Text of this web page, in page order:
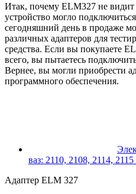
Итак, почему ELM327 не
устройство могло
сегодняшний день в продаже
различных адаптеров для
средства. Если вы покупаете
всего, вы пытаетесь
Вернее, вы могли приобрести
программного обеспечения.
ваз: 2110, 2108, 2114,
Адаптер ELM 327